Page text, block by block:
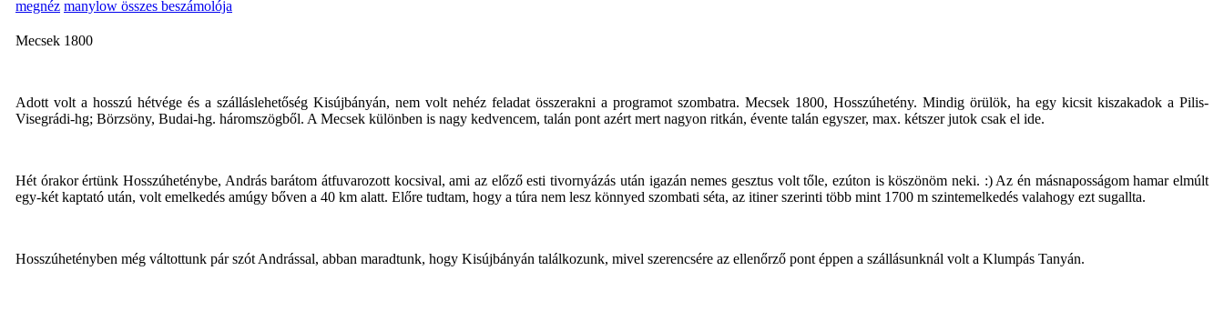
megnéz manylow összes beszámolója
Mecsek 1800
Adott volt a hosszú hétvége és a szálláslehetőség Kisújbányán, nem volt nehéz feladat összerakni a programot szombatra. Mecsek 1800, Hosszúhetény. Mindig örülök, ha egy kicsit kiszakadok a Pilis-
Visegrádi-hg; Börzsöny, Budai-hg. háromszögből. A Mecsek különben is nagy kedvencem, talán pont azért mert nagyon ritkán, évente talán egyszer, max. kétszer jutok csak el ide.
Hét órakor értünk Hosszúheténybe, András barátom átfuvarozott kocsival, ami az előző esti tivornyázás után igazán nemes gesztus volt tőle, ezúton is köszönöm neki. :) Az én másnaposságom hamar elmúlt
egy-két kaptató után, volt emelkedés amúgy bőven a 40 km alatt. Előre tudtam, hogy a túra nem lesz könnyed szombati séta, az itiner szerinti több mint 1700 m szintemelkedés valahogy ezt sugallta.
Hosszúhetényben még váltottunk pár szót Andrással, abban maradtunk, hogy Kisújbányán találkozunk, mivel szerencsére az ellenőrző pont éppen a szállásunknál volt a Klumpás Tanyán.